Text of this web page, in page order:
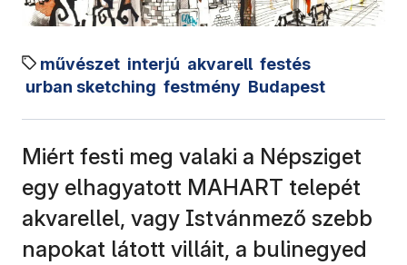
művészet interjú akvarell festés
urban sketching festmény Budapest
Miért festi meg valaki a Népsziget
egy elhagyatott MAHART telepét
akvarellel, vagy Istvánmező szebb
napokat látott villáit, a bulinegyed